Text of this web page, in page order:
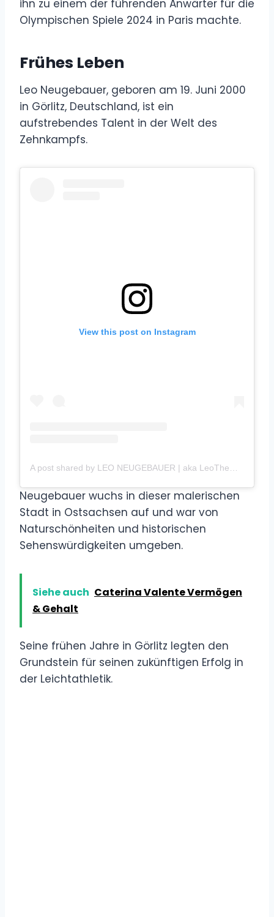
ihn zu einem der führenden Anwärter für die
Olympischen Spiele 2024 in Paris machte.
Frühes Leben
Leo Neugebauer, geboren am 19. Juni 2000
in Görlitz, Deutschland, ist ein
aufstrebendes Talent in der Welt des
Zehnkampfs.
View this post on Instagram
Neugebauer wuchs in dieser malerischen
Stadt in Ostsachsen auf und war von
Naturschönheiten und historischen
Sehenswürdigkeiten umgeben.
Siehe auch Caterina Valente Vermögen
& Gehalt
Seine frühen Jahre in Görlitz legten den
Grundstein für seinen zukünftigen Erfolg in
der Leichtathletik.